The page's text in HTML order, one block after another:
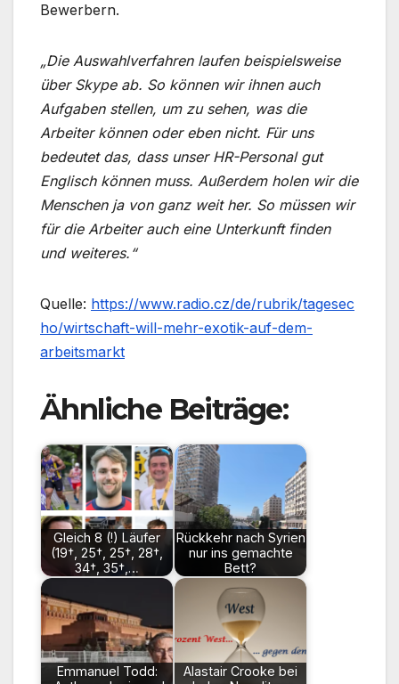
Bewerbern.
„Die Auswahlverfahren laufen beispielsweise
über Skype ab. So können wir ihnen auch
Aufgaben stellen, um zu sehen, was die
Arbeiter können oder eben nicht. Für uns
bedeutet das, dass unser HR-Personal gut
Englisch können muss. Außerdem holen wir die
Menschen ja von ganz weit her. So müssen wir
für die Arbeiter auch eine Unterkunft finden
und weiteres.“
Quelle: https://www.radio.cz/de/rubrik/tagesec
ho/wirtschaft-will-mehr-exotik-auf-dem-
arbeitsmarkt
Ähnliche Beiträge:
Gleich 8 (!) Läufer
(19†, 25†, 25†, 28†,
34†, 35†,…
Rückkehr nach Syrien
nur ins gemachte
Bett?
Emmanuel Todd:
Alastair Crooke bei